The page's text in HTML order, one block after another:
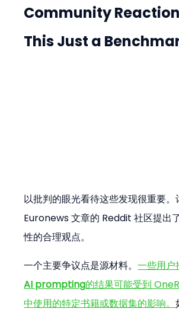
Community
This Just a
以批判的眼光看待这些发现很重要。
Euronews 文章的 Reddit 社区提出
性的合理观点。
一个主要争议点是源材料。一些用户
AI prompting的结果可能受到
中使用的特定书籍或数据集的影响。